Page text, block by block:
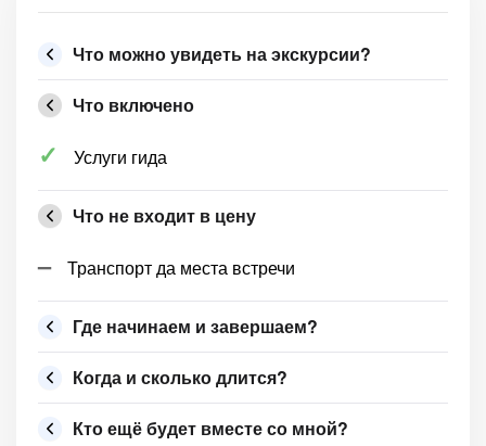
Что можно увидеть на экскурсии?
Что включено
Услуги гида
Что не входит в цену
Транспорт да места встречи
Где начинаем и завершаем?
Когда и сколько длится?
Кто ещё будет вместе со мной?